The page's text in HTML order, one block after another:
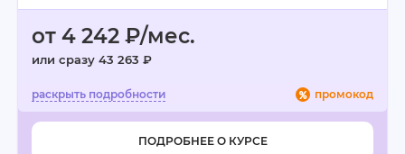
от 4 242 ₽/мес.
или сразу 43 263 ₽
промокод
ПОДРОБНЕЕ О КУРСЕ